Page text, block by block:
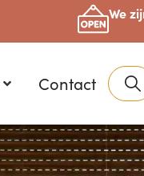
We
Contact